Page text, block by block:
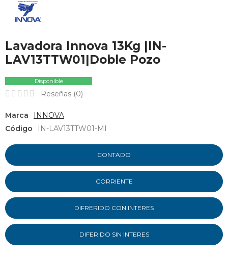
Lavadora Innova 13Kg |IN-
LAV13TTW01|Doble Pozo
Disponible
Reseñas (0)
Marca
INNOVA
Código
IN-LAV13TTW01-MI
CONTADO
CORRIENTE
DIFRERIDO CON INTERES
DIFERIDO SIN INTERES